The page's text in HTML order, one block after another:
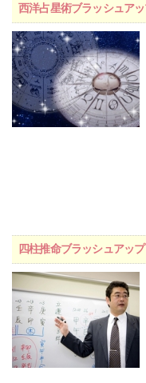
西洋占星術ブラッシュア
四柱推命ブラッシュアッ